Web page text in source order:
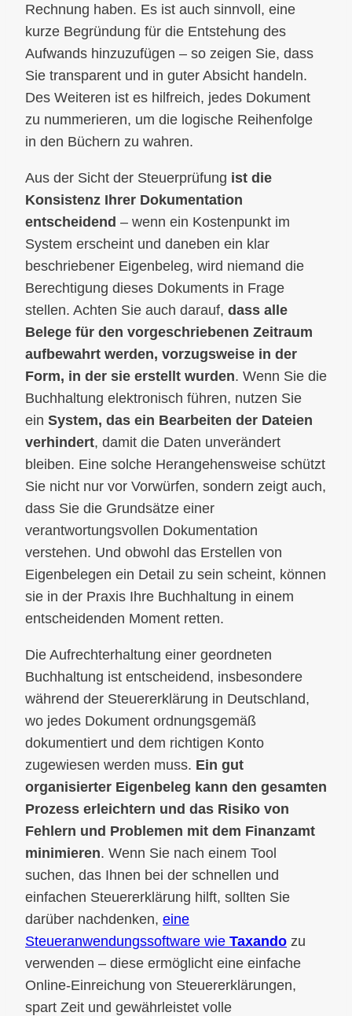
Rechnung haben. Es ist auch sinnvoll, eine
kurze Begründung für die Entstehung des
Aufwands hinzuzufügen – so zeigen Sie, dass
Sie transparent und in guter Absicht handeln.
Des Weiteren ist es hilfreich, jedes Dokument
zu nummerieren, um die logische Reihenfolge
in den Büchern zu wahren.
Aus der Sicht der Steuerprüfung ist die
Konsistenz Ihrer Dokumentation
entscheidend – wenn ein Kostenpunkt im
System erscheint und daneben ein klar
beschriebener Eigenbeleg, wird niemand die
Berechtigung dieses Dokuments in Frage
stellen. Achten Sie auch darauf, dass alle
Belege für den vorgeschriebenen Zeitraum
aufbewahrt werden, vorzugsweise in der
Form, in der sie erstellt wurden. Wenn Sie die
Buchhaltung elektronisch führen, nutzen Sie
ein System, das ein Bearbeiten der Dateien
verhindert, damit die Daten unverändert
bleiben. Eine solche Herangehensweise schützt
Sie nicht nur vor Vorwürfen, sondern zeigt auch,
dass Sie die Grundsätze einer
verantwortungsvollen Dokumentation
verstehen. Und obwohl das Erstellen von
Eigenbelegen ein Detail zu sein scheint, können
sie in der Praxis Ihre Buchhaltung in einem
entscheidenden Moment retten.
Die Aufrechterhaltung einer geordneten
Buchhaltung ist entscheidend, insbesondere
während der Steuererklärung in Deutschland,
wo jedes Dokument ordnungsgemäß
dokumentiert und dem richtigen Konto
zugewiesen werden muss. Ein gut
organisierter Eigenbeleg kann den gesamten
Prozess erleichtern und das Risiko von
Fehlern und Problemen mit dem Finanzamt
minimieren. Wenn Sie nach einem Tool
suchen, das Ihnen bei der schnellen und
einfachen Steuererklärung hilft, sollten Sie
darüber nachdenken, eine
Steueranwendungssoftware wie Taxando zu
verwenden – diese ermöglicht eine einfache
Online-Einreichung von Steuererklärungen,
spart Zeit und gewährleistet volle